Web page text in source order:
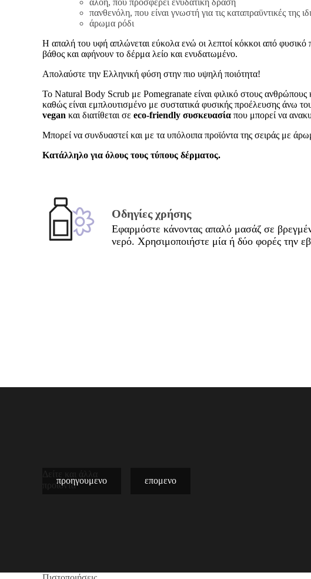
αλόη, που προσφέρει ενυδατική δράση
πανθενόλη, που είναι γνωστή για τις καταπραϋντικές της
άρωμα ρόδι
Η απαλή του υφή απλώνεται εύκολα ενώ οι λεπτοί κόκκοι από φυσικό
βάθος και αφήνουν το δέρμα λείο και ενυδατωμένο.
Απολαύστε την Ελληνική φύση στην πιο υψηλή ποιότητα!
Το Νatural Body Scrub με Pomegranate είναι φιλικό στους ανθρώπους
καθώς είναι εμπλουτισμένο με συστατικά φυσικής προέλευσης άνω
vegan και διατίθεται σε eco-friendly συσκευασία που μπορεί να
Μπορεί να συνδυαστεί και με τα υπόλοιπα προϊόντα της σειράς με
Κατάλληλο για όλους τους τύπους δέρματος.
Οδηγίες χρήσης
Εφαρμόστε κάνοντας απαλό μασάζ σε
νερό. Χρησιμοποιήστε μία ή δύο φορές την
προϊόντα
προηγουμενο επομενο